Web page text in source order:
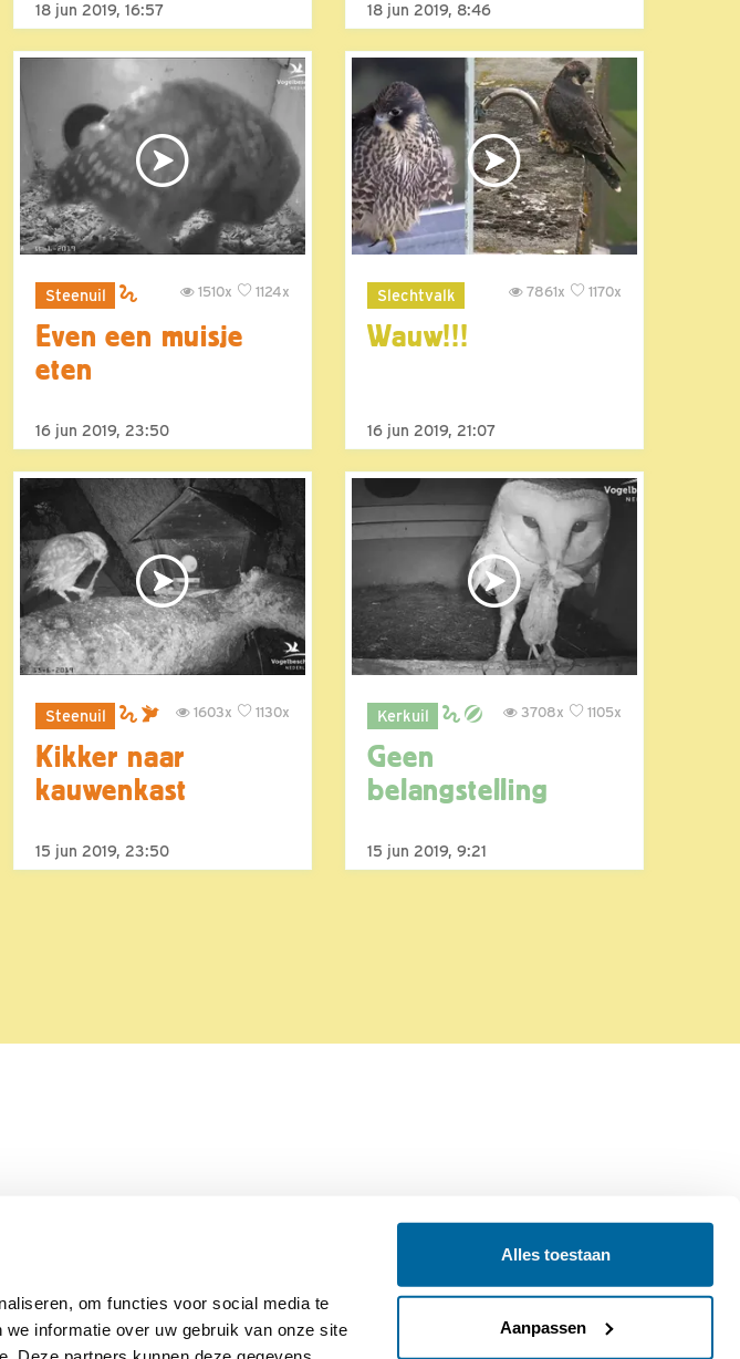
om functies voor social media te
informatie over uw gebruik van onze site
Alles toestaan
Aanpassen
18 jun 2019, 16:57 18 jun 2019, 8:46
Steenuil 1124x
1510x
Even een muisje
eten
16 jun 2019, 23:50
Slechtvalk 1170x
7861x
Wauw!!!
16 jun 2019, 21:07
Steenuil 1130x
1603x
Kikker naar
kauwenkast
15 jun 2019, 23:50
Kerkuil 1105x
3708x
Geen
belangstelling
15 jun 2019, 9:21
Colofon